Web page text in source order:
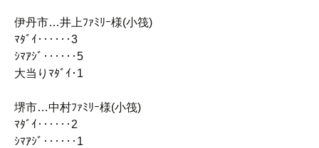
伊丹市…井上ﾌｧﾐﾘｰ様(小筏)
ﾏﾀﾞｲ‥‥‥3
ｼﾏｱｼﾞ‥‥‥5
大当りﾏﾀﾞｲ･1
堺市…中村ﾌｧﾐﾘｰ様(小筏)
ﾏﾀﾞｲ‥‥‥2
ｼﾏｱｼﾞ‥‥‥1